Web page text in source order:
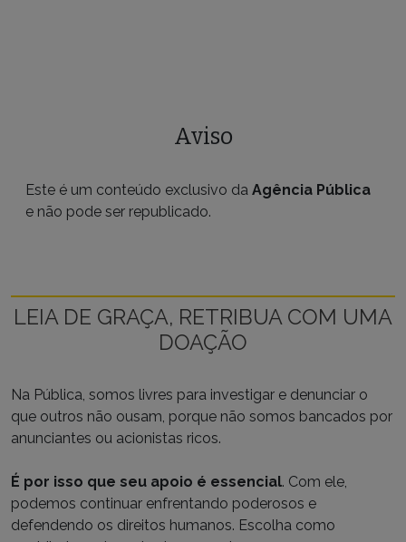
Aviso
Este é um conteúdo exclusivo da Agência Pública
e não pode ser republicado.
LEIA DE GRAÇA, RETRIBUA COM UMA
DOAÇÃO
Na Pública, somos livres para investigar e denunciar o
que outros não ousam, porque não somos bancados por
anunciantes ou acionistas ricos.
É por isso que seu apoio é essencial. Com ele,
podemos continuar enfrentando poderosos e
defendendo os direitos humanos. Escolha como